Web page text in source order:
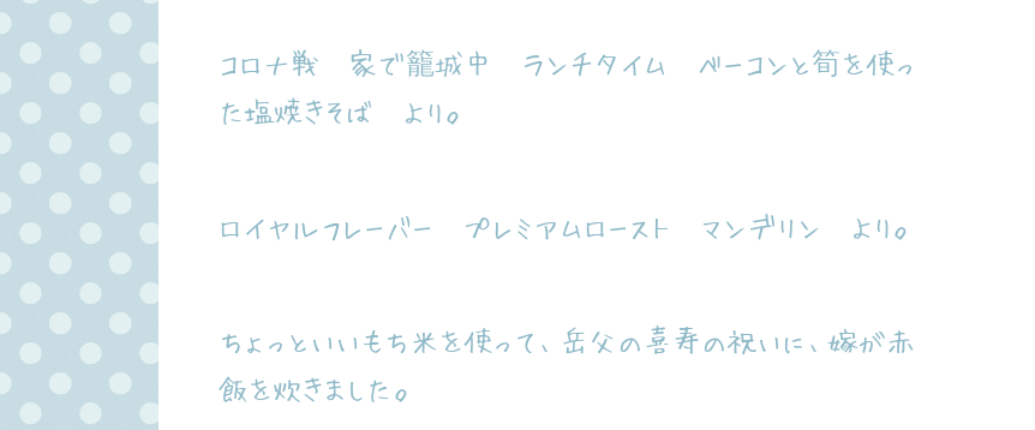
コロナ戦 家で籠城中 ランチタイム ベーコンと筍を使っ
た塩焼きそば より。
ロイヤルフレーバー プレミアムロースト マンデリン より。
ちょっといいもち米を使って、岳父の喜寿の祝いに、嫁が赤
飯を炊きました。